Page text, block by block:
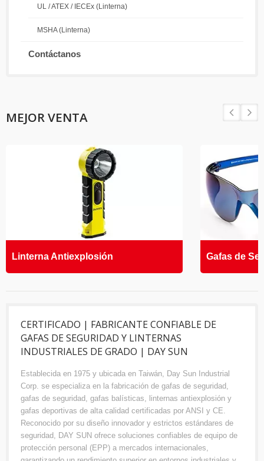
UL / ATEX / IECEx (Linterna)
MSHA (Linterna)
Contáctanos
MEJOR VENTA
Linterna Antiexplosión Gafas de
CERTIFICADO | FABRICANTE CONFIABLE DE
GAFAS DE SEGURIDAD Y LINTERNAS
INDUSTRIALES DE GRADO | DAY SUN
Establecida en 1975 y ubicada en Taiwán, Day Sun Industrial
Corp. se especializa en la fabricación de gafas de seguridad,
gafas de seguridad, gafas balísticas, linternas antiexplosión y
gafas deportivas de alta calidad certificadas por ANSI y CE.
Reconocido por su diseño innovador y estrictos estándares de
seguridad, DAY SUN ofrece soluciones confiables de equipo de
protección personal (EPP) a mercados internacionales,